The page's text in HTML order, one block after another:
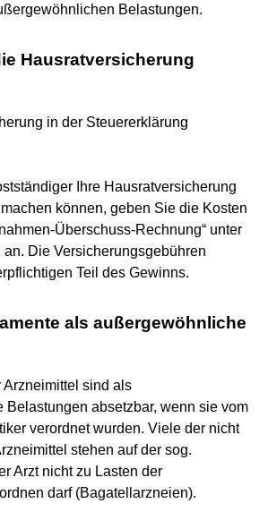
Belastungen.
Hausratversicherung
in der Steuererklärung
Ihre Hausratversicherung
können, geben Sie die Kosten
Überschuss-Rechnung“ unter
Die Versicherungsgebühren
Teil des Gewinns.
als außergewöhnliche
sind als
absetzbar, wenn sie vom
verordnet wurden. Viele der nicht
stehen auf der sog.
Arzt nicht zu Lasten der
darf (Bagatellarzneien).